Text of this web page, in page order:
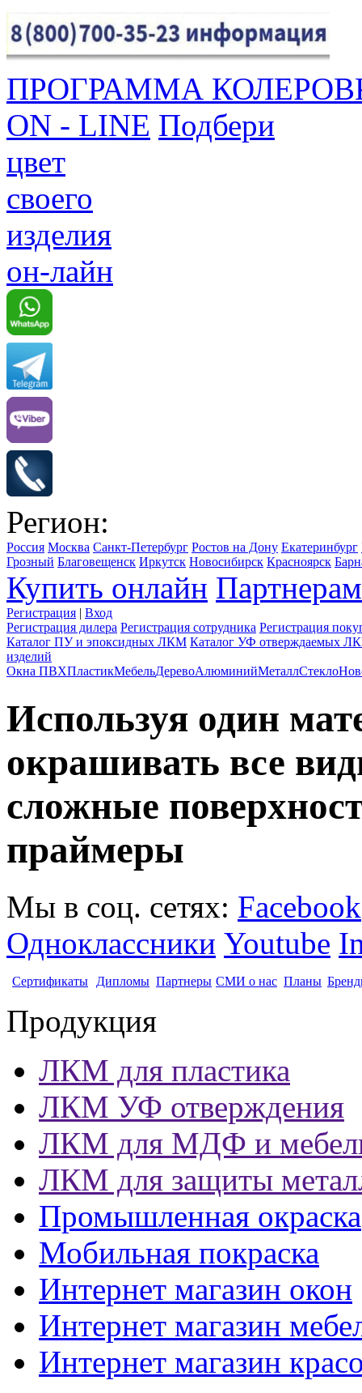
ПРОГРАММА
ON - LINE Подбери
цвет
своего
изделия
он-лайн
Регион:
Россия Москва Санкт-Петербург Ростов на Дону Екатеринбург
Грозный Благовещенск Иркутск Новосибирск Красноярск
Купить онлайн Партнерам
Регистрация | Вход
Регистрация дилера Регистрация сотрудника Регистрация
Каталог ПУ и эпоксидных ЛКМ Каталог УФ отверждаемых
изделий
Окна ПВХПластикМебельДеревоАлюминийМеталлСтекло
Используя один
окрашивать все
сложные
праймеры
Мы в соц. сетях: Facebook
Одноклассники Youtube
Сертификаты Дипломы Партнеры СМИ о нас Планы
Продукция
ЛКМ для пластика
ЛКМ УФ отверждения
ЛКМ для МДФ и
ЛКМ для защиты
Промышленная окраска
Мобильная покраска
Интернет магазин окон
Интернет магазин
Интернет магазин